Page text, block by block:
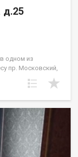
д.25
одном из
пр. Московский,
дома.
сделке.
для
для последующей
цена развитая
сада, ТЦ Лето